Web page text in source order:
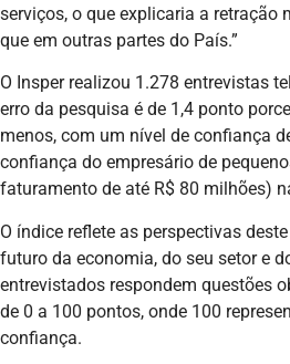
serviços, o que explicaria a retração
que em outras partes do País.”
O Insper realizou 1.278 entrevistas
erro da pesquisa é de 1,4 ponto
menos, com um nível de confiança
confiança do empresário de
faturamento de até R$ 80 milhões)
O índice reflete as perspectivas
futuro da economia, do seu setor e
entrevistados respondem questões
de 0 a 100 pontos, onde 100
confiança.